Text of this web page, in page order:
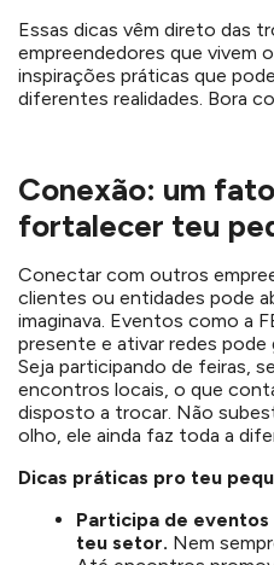
Essas dicas vêm direto das
empreendedores que vivem
inspirações práticas que
diferentes realidades. Bora
Conexão: um
fortalecer teu
Conectar com outros
clientes ou entidades pode
imaginava. Eventos como a
presente e ativar redes pode
Seja participando de feiras,
encontros locais, o que
disposto a trocar. Não
olho, ele ainda faz toda a
Dicas práticas pro teu
Participa de
teu setor. Nem